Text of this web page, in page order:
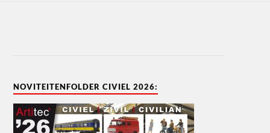
NOVITEITENFOLDER CIVIEL 2026: